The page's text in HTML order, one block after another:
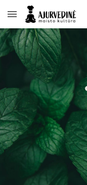
Skip to main content